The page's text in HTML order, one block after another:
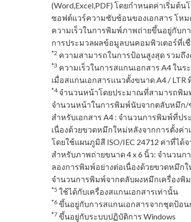
(Word,Excel,PDF) โดยกำหนดค่าเริ่มต้
ซอฟต์แวร์ความซับซ้อนของเอกสาร โห
ความเร็วในการพิมพ์ภาพถ่ายขึ้นอยู่กับกา
การประมวลผลข้อมูลบนคอมพิวเตอร์ที่เ
*2 ความสามารถในการป้อนสูงสุด รวมถึ
*3 ความเร็วในการสแกนเอกสาร A4 ในร
เมื่อสแกนเอกสารแนวตั้งขนาด A4 / LTR
*4จำนวนหน้าโดยประมาณที่สามารถพิม
จำนวนหน้าในการพิมพ์นับจากตลับหมึก
สําหรับเอกสาร A4 : จำนวนการพิมพ์ที่ป
เนื่องด้วยขวดหมึกใหม่หลังจากการตั้งค่
โดยใช้แผนภูมิสี ISO/IEC 24712 ค่าที่ได้
สําหรับภาพถ่ายขนาด 4 x 6 นิ้ว: จำนวน
ลองการพิมพ์อย่างต่อเนื่องด้วยขวดหมึก
จำนวนการพิมพ์จากตลับผงหมึกเครื่องพิ
*5 ใช้ได้กับเครื่องสแกนเอกสารเท่านั้น
*6 ขึ้นอยู่กับการสแกนเอกสารจากชุดป้อ
*7 ขึ้นอยู่กับระบบปฏิบัติการ Windows